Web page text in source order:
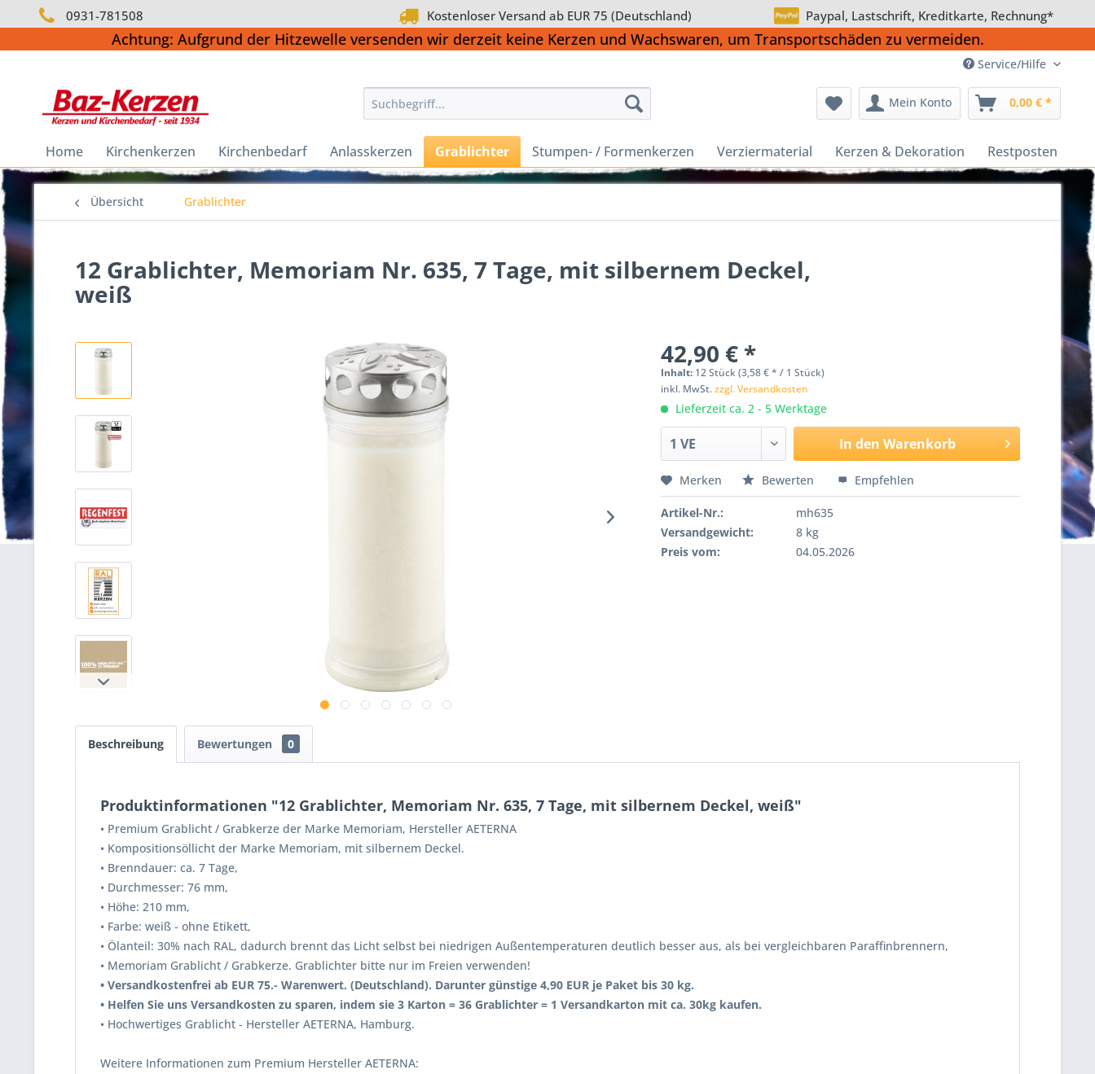
0931-781508 Kostenloser Versand ab EUR 75 (Deutschland) Paypal, Lastschrift, Kreditkarte, Rechnung*
Achtung: Aufgrund der Hitzewelle versenden wir derzeit keine Kerzen und Wachswaren, um Transportschäden zu vermeiden.
Service/Hilfe
Mein Konto 0,00 € *
Home Kirchenkerzen Kirchenbedarf Anlasskerzen Grablichter Stumpen- / Formenkerzen Verziermaterial Kerzen & Dekoration Restposten
Übersicht Grablichter
12 Grablichter, Memoriam Nr. 635, 7 Tage, mit silbernem Deckel,
weiß
42,90 € *
Inhalt: 12 Stück (3,58 € * / 1 Stück)
inkl. MwSt.zzgl. Versandkosten
Lieferzeit ca. 2 - 5 Werktage
In den Warenkorb
Merken Bewerten Empfehlen
Artikel-Nr.:
mh635
Versandgewicht:
8 kg
Preis vom:
04.05.2026
Beschreibung Bewertungen 0
Produktinformationen "12 Grablichter, Memoriam Nr. 635, 7 Tage, mit silbernem Deckel, weiß"
• Premium Grablicht / Grabkerze der Marke Memoriam, Hersteller AETERNA
• Kompositionsöllicht der Marke Memoriam, mit silbernem Deckel.
• Brenndauer: ca. 7 Tage,
• Durchmesser: 76 mm,
• Höhe: 210 mm,
• Farbe: weiß - ohne Etikett,
• Ölanteil: 30% nach RAL, dadurch brennt das Licht selbst bei niedrigen Außentemperaturen deutlich besser aus, als bei vergleichbaren Paraffinbrennern,
• Memoriam Grablicht / Grabkerze. Grablichter bitte nur im Freien verwenden!
• Versandkostenfrei ab EUR 75.- Warenwert. (Deutschland). Darunter günstige 4,90 EUR je Paket bis 30 kg.
• Helfen Sie uns Versandkosten zu sparen, indem sie 3 Karton = 36 Grablichter = 1 Versandkarton mit ca. 30kg kaufen.
• Hochwertiges Grablicht - Hersteller AETERNA, Hamburg.
Weitere Informationen zum Premium Hersteller AETERNA: